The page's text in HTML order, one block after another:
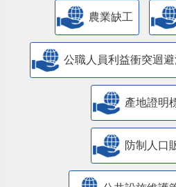
農業缺工
公職人員利益衝突迴
產地證明
防制人口